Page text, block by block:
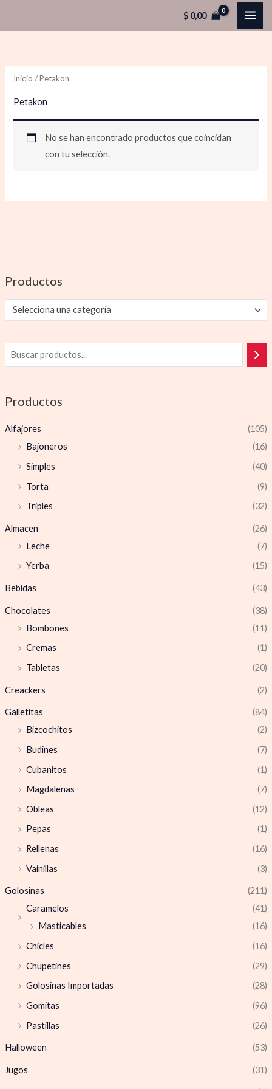
$0,00
Productos
Selecciona una categoría
Productos
Alfajores
(105)
Bajoneros
(16)
Simples
(40)
Torta
(9)
Triples
(32)
Almacen
(26)
Leche
(7)
Yerba
(15)
Bebidas (43)
Chocolates
(38)
Bombones
(11)
Cremas
(1)
Tabletas
(20)
Creackers (2)
Galletitas
(84)
Bizcochitos
(2)
Budines
(7)
Cubanitos
(1)
Magdalenas
(7)
Obleas
(12)
Pepas
(1)
Rellenas
(16)
Vainillas
(3)
Golosinas
(211)
Caramelos
(41)
Masticables
(16)
Chicles
(16)
Chupetines
(29)
Golosinas Importadas
(28)
Gomitas
(96)
Pastillas
(26)
Halloween (53)
Jugos (31)
Inicio / Petakon
Petakon
No se han encontrado productos que coincidan
con tu selección.